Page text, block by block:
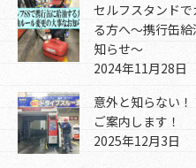
セルフスタンド
る方へ～携行缶
知らせ～
2024年11月28日
意外と知らない
ご案内します！
2025年12月3日